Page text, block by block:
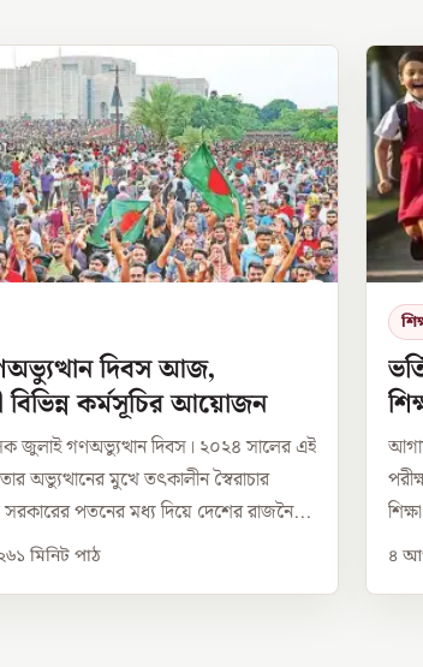
দিবস আজ,
বিভিন্ন কর্মসূচির আয়োজন
জুলাই গণঅভ্যুত্থান দিবস। ২০২৪ সালের এই
অভ্যুত্থানের মুখে তৎকালীন স্বৈরাচার
পতনের মধ্য দিয়ে দেশের রাজনৈ...
১ মিনিট পাঠ ৪